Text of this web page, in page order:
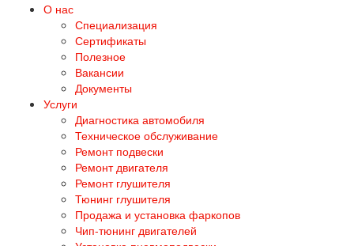
О нас
Специализация
Сертификаты
Полезное
Вакансии
Документы
Услуги
Диагностика автомобиля
Техническое обслуживание
Ремонт подвески
Ремонт двигателя
Ремонт глушителя
Тюнинг глушителя
Продажа и установка фаркопов
Чип-тюнинг двигателей